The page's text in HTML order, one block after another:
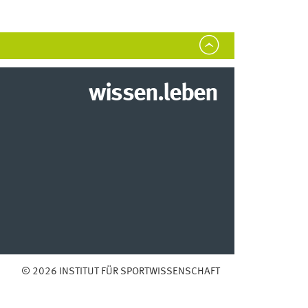
wissen.leben
© 2026 INSTITUT FÜR SPORTWISSENSCHAFT